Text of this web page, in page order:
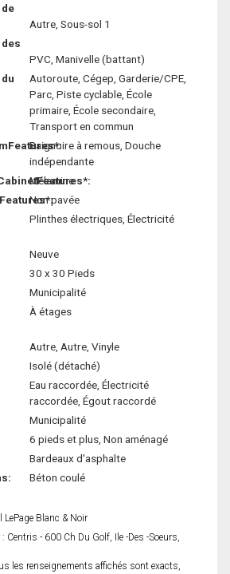
Autre, Sous-sol 1
PVC, Manivelle (battant)
Autoroute, Cégep, Garderie/CPE,
Parc, Piste cyclable, École
primaire, École secondaire,
Transport en commun
Baignoire à remous, Douche
indépendante
Mélamine
Non pavée
Plinthes électriques, Électricité
Neuve
30 x 30 Pieds
Municipalité
À étages
Autre, Autre, Vinyle
Isolé (détaché)
Eau raccordée, Électricité
raccordée, Égout raccordé
Municipalité
6 pieds et plus, Non aménagé
Bardeaux d'asphalte
Béton coulé
LePage Blanc & Noir
Centris - 600 Ch Du Golf, Ile -Des -Soeurs,
les renseignements affichés sont exacts,